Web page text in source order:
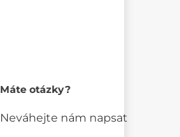
Máte otázky?
Neváhejte nám napsat